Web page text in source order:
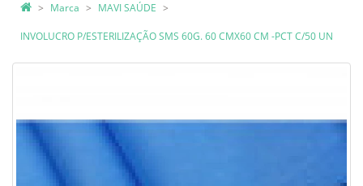
Marca MAVI SAÚDE
INVOLUCRO P/ESTERILIZAÇÃO SMS 60G. 60 CMX60 CM -PCT C/50 UN